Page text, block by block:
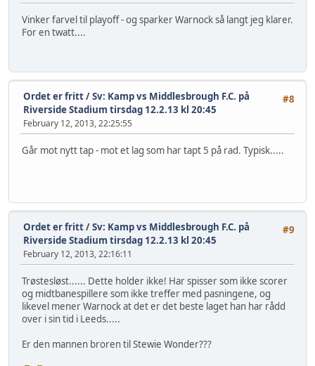
Vinker farvel til playoff - og sparker Warnock så langt jeg klarer.
For en twatt....
#8
Ordet er fritt/Sv: Kamp vs Middlesbrough F.C. på
Riverside Stadium tirsdag 12.2.13 kl 20:45
February 12, 2013, 22:25:55
Går mot nytt tap - mot et lag som har tapt 5 på rad. Typisk.....
#9
Ordet er fritt/Sv: Kamp vs Middlesbrough F.C. på
Riverside Stadium tirsdag 12.2.13 kl 20:45
February 12, 2013, 22:16:11
Trøstesløst...... Dette holder ikke! Har spisser som ikke scorer
og midtbanespillere som ikke treffer med pasningene, og
likevel mener Warnock at det er det beste laget han har rådd
over i sin tid i Leeds.....
Er den mannen broren til Stewie Wonder???